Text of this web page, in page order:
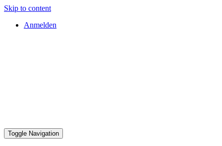
Skip to content
Anmelden
Toggle Navigation